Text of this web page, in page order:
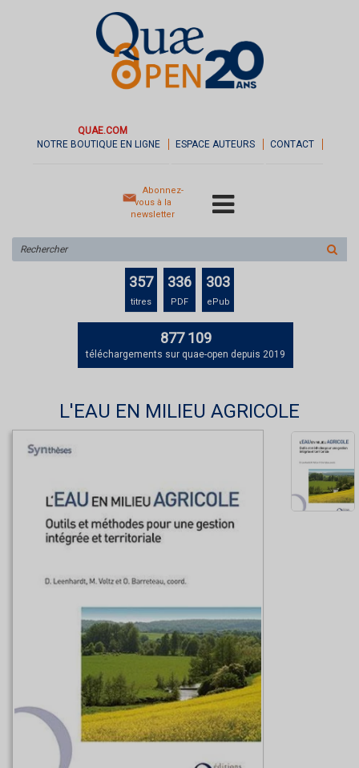
QUAE.COM
NOTRE BOUTIQUE EN LIGNE
ESPACE AUTEURS CONTACT
Abonnez-
vous à la
newsletter
sur
le
357
titres
336
PDF
303
ePub
877 109
téléchargements sur quae-open depuis 2019
L'EAU EN MILIEU AGRICOLE